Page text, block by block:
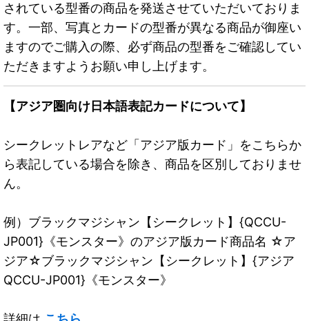
されている型番の商品を発送させていただいておりま
す。一部、写真とカードの型番が異なる商品が御座い
ますのでご購入の際、必ず商品の型番をご確認してい
ただきますようお願い申し上げます。
【アジア圏向け日本語表記カードについて】
シークレットレアなど「アジア版カード」をこちらか
ら表記している場合を除き、商品を区別しておりませ
ん。
例）ブラックマジシャン【シークレット】{QCCU-
JP001}《モンスター》のアジア版カード商品名 ☆ア
ジア☆ブラックマジシャン【シークレット】{アジア
QCCU-JP001}《モンスター》